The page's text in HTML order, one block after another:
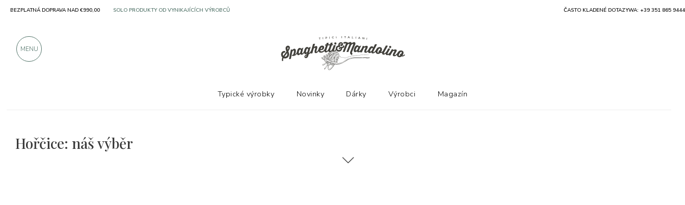
Hořčice: náš výběr
BEZPLATNÁ DOPRAVA NAD €990,00 ČASTO KLADENÉ DOTAZYWA: +39 351 865 9444
MENU
Typické výrobky Novinky Dárky Výrobci Magazín